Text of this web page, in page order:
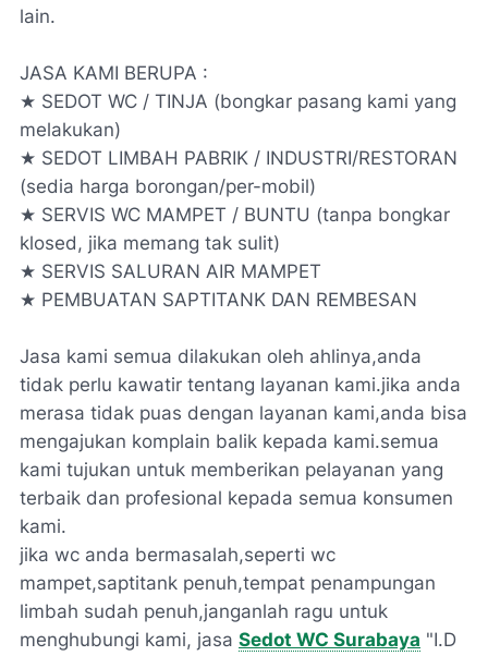
lain.
JASA KAMI BERUPA :
★ SEDOT WC / TINJA (bongkar pasang kami yang
melakukan)
★ SEDOT LIMBAH PABRIK / INDUSTRI/RESTORAN
(sedia harga borongan/per-mobil)
★ SERVIS WC MAMPET / BUNTU (tanpa bongkar
klosed, jika memang tak sulit)
★ SERVIS SALURAN AIR MAMPET
★ PEMBUATAN SAPTITANK DAN REMBESAN
Jasa kami semua dilakukan oleh ahlinya,anda
tidak perlu kawatir tentang layanan kami.jika anda
merasa tidak puas dengan layanan kami,anda bisa
mengajukan komplain balik kepada kami.semua
kami tujukan untuk memberikan pelayanan yang
terbaik dan profesional kepada semua konsumen
kami.
jika wc anda bermasalah,seperti wc
mampet,saptitank penuh,tempat penampungan
limbah sudah penuh,janganlah ragu untuk
menghubungi kami, jasa Sedot WC Surabaya "I.D